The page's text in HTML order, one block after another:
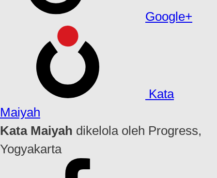
Google+
Kata
Maiyah
Kata Maiyah dikelola oleh Progress,
Yogyakarta